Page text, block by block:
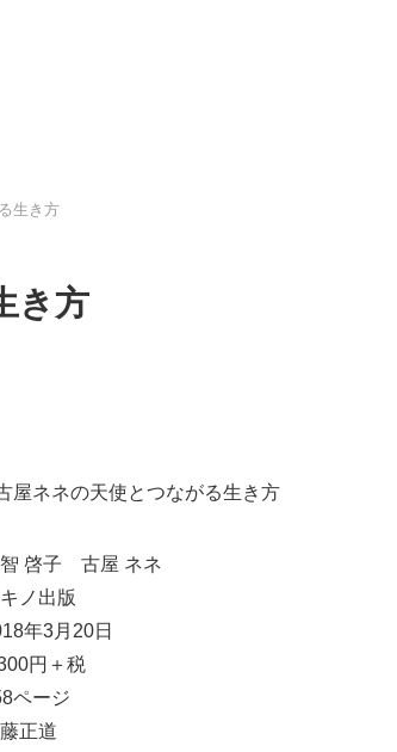
生き方
き方
屋ネネの天使とつながる生き方
啓子 古屋 ネネ
ノ出版
年3月20日
円＋税
ページ
正道